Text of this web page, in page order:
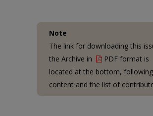
Note
The link for downloading this
the Archive in
PDF format is
located at the bottom,
content and the list of